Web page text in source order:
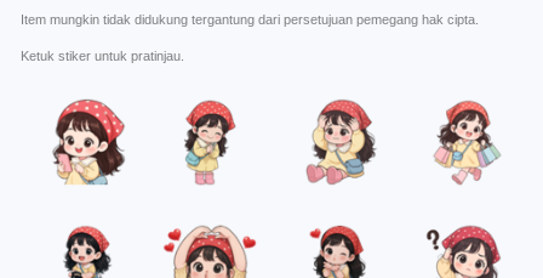
Item mungkin tidak didukung tergantung dari persetujuan pemegang hak cipta.
Ketuk stiker untuk pratinjau.